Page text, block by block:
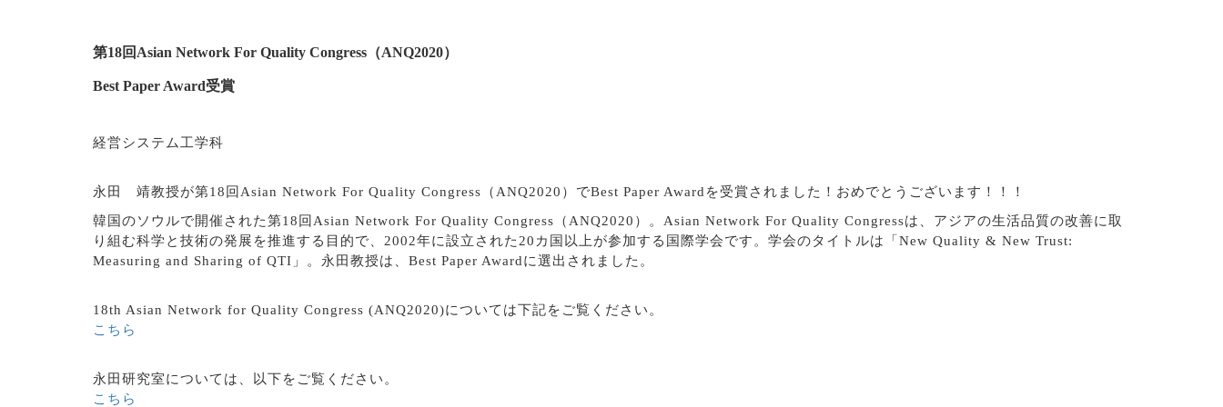
第18回Asian Network For Quality Congress（ANQ2020）
Best Paper Award受賞
経営システム工学科
永田 靖教授が第18回Asian Network For Quality Congress（ANQ2020）でBest Paper Awardを受賞されました！おめでとうございます！！！
韓国のソウルで開催された第18回Asian Network For Quality Congress（ANQ2020）。Asian Network For Quality Congressは、アジアの生活品質の改善に取
り組む科学と技術の発展を推進する目的で、2002年に設立された20カ国以上が参加する国際学会です。学会のタイトルは「New Quality & New Trust:
Measuring and Sharing of QTI」。永田教授は、Best Paper Awardに選出されました。
18th Asian Network for Quality Congress (ANQ2020)については下記をご覧ください。
こちら
永田研究室については、以下をご覧ください。
こちら